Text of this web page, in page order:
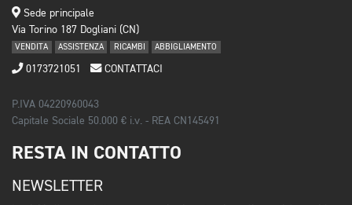
Sede principale
Via Torino 187 Dogliani (CN)
VENDITA ASSISTENZA RICAMBI ABBIGLIAMENTO
0173721051 CONTATTACI
P.IVA 04220960043
Capitale Sociale 50.000 € i.v. - REA CN145491
RESTA IN CONTATTO
NEWSLETTER